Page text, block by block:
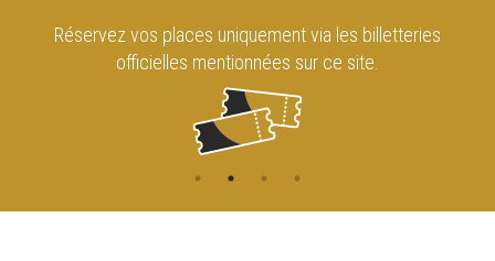
Réservez vos places uniquement via les billetteries
officielles mentionnées sur ce site.